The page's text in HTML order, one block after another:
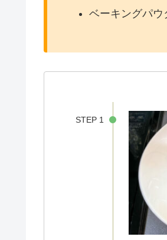
ベーキングパ
STEP 1